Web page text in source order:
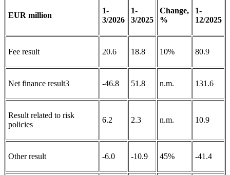
EUR million
1-
3/2026
1-
3/2025
Change,
%
1-
12/2025
Fee result 20.6 18.8 10% 80.9
Net finance result3 -46.8 51.8 n.m. 131.6
Result related to risk
policies
6.2 2.3 n.m. 10.9
Other result -6.0 -10.9 45% -41.4